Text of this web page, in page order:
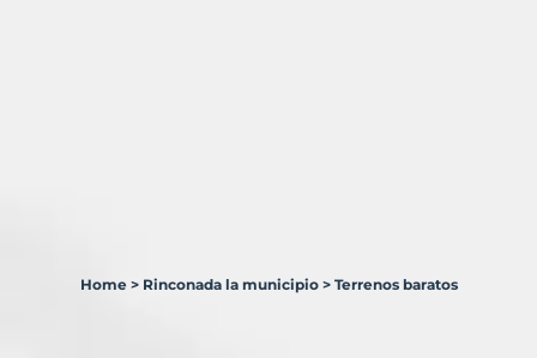
Home > Rinconada la municipio > Terrenos baratos